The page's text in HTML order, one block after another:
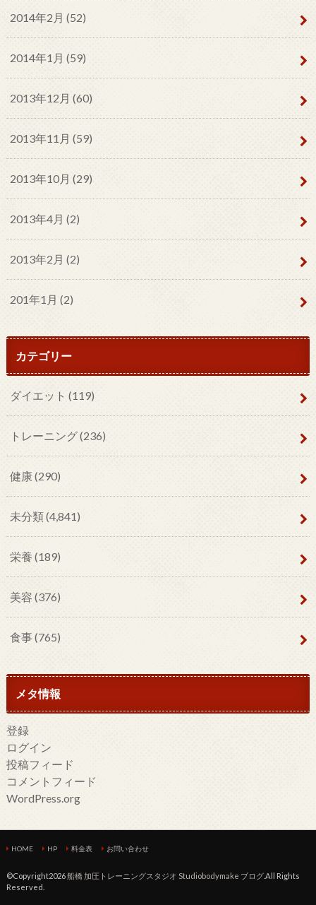
2014年2月 (52)
2014年1月 (59)
2013年12月 (60)
2013年11月 (59)
2013年10月 (29)
2013年4月 (2)
2013年2月 (2)
201年1月 (2)
カテゴリー
ダイエット (119)
トレーニング(236)
健康(290)
未分類(4,841)
栄養 (189)
美容 (376)
食事(765)
メタ情報
登録
ログイン
投稿フィード
コメントフィード
WordPress.org
HOME HP 料金表 お問い合わせ
©Copyright2026船橋 加圧トレーニングスタジオ Studiobodymake ブログ.All Rights
Reserved.